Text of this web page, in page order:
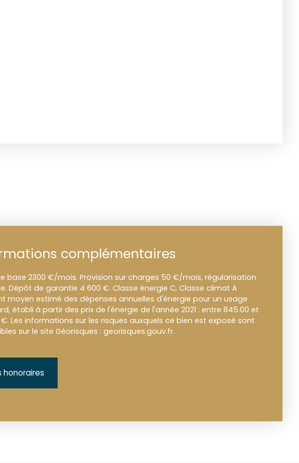
complémentaires
base 2300 €/mois. Provision sur charges 50 €/mois, régularisation
Dépôt de garantie 4 600 €. Classe énergie C, Classe climat A
moyen estimé des dépenses annuelles d'énergie pour un usage
établi à partir des prix de l'énergie de l'année 2021 : entre 845.00 et
€. Les informations sur les risques auxquels ce bien est exposé sont
sur le site Géorisques : georisques.gouv.fr.
honoraires